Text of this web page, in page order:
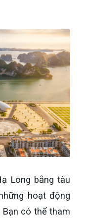
Long bằng tàu
hoạt động
Bạn có thể tham